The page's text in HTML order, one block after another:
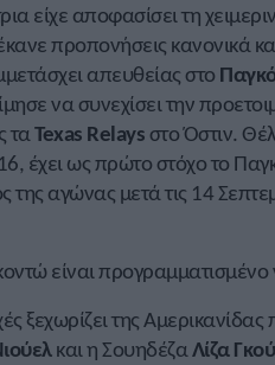
είχε αποφασίσει τη
προπονήσεις κανονικά
απευθείας στο
να συνεχίσει την
ταTexas Relays στο Όστιν.
έχει ως πρώτο στόχο το
αγώνας μετά τις 14
είναι προγραμματισμένο
ξεχωρίζει της
και η ΣουηδέζαΛίζα